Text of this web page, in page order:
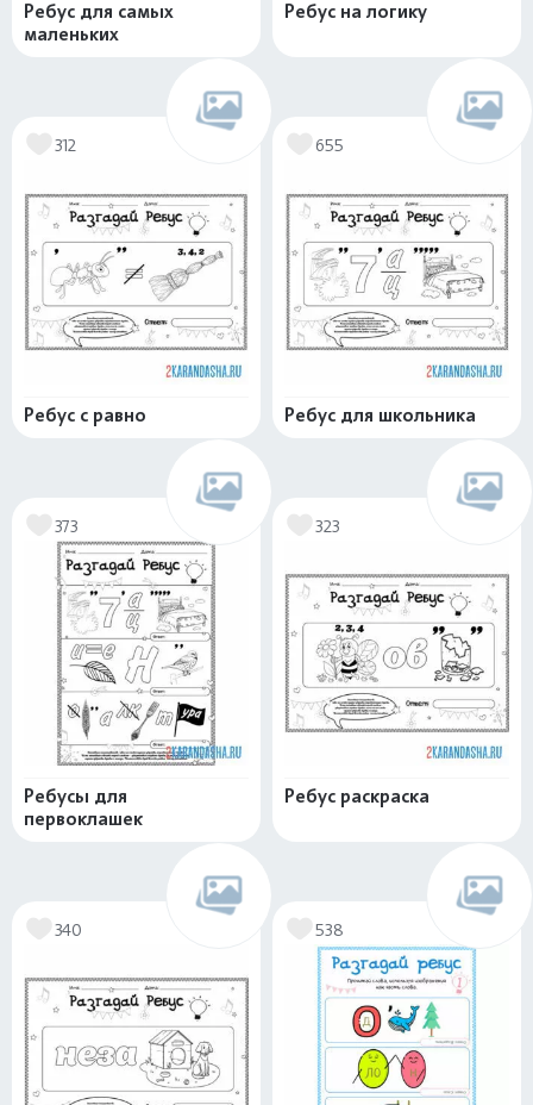
Ребус для самых
маленьких
Ребус на логику
312
Ребус с равно
655
Ребус для школьника
373
Ребусы для
первоклашек
323
Ребус раскраска
340 538